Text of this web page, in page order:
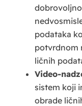
podataka
potvrdnom
ličnih
Video-
sistem koji
obrade